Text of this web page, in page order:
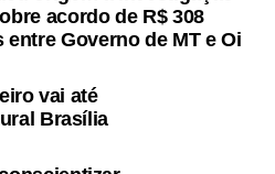
acordo de R$ 308
entre Governo de MT e Oi
vai até
Brasília